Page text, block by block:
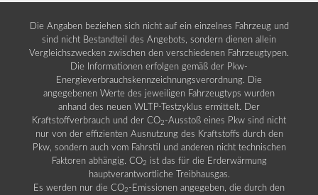
Die Angaben beziehen sich nicht auf ein einzelnes Fahrzeug und
sind nicht Bestandteil des Angebots, sondern dienen allein
Vergleichszwecken zwischen den verschiedenen Fahrzeugtypen.
Die Informationen erfolgen gemäß der Pkw-
Energieverbrauchskennzeichnungsverordnung. Die
angegebenen Werte des jeweiligen Fahrzeugtyps wurden
anhand des neuen WLTP-Testzyklus ermittelt. Der
Kraftstoffverbrauch und der CO2 -Ausstoß eines Pkw sind nicht
nur von der effizienten Ausnutzung des Kraftstoffs durch den
Pkw, sondern auch vom Fahrstil und anderen nicht technischen
Faktoren abhängig. CO2 ist das für die Erderwärmung
hauptverantwortliche Treibhausgas.
Es werden nur die CO2 -Emissionen angegeben, die durch den